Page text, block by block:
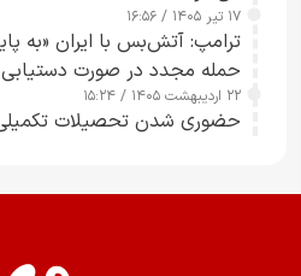
۱۷ تیر ۱۴۰۵ / ۱۶:۵۶
ترامپ: آتش‌بس با ایران «به
حمله مجدد در صورت
۲۲ اردیبهشت ۱۴۰۵ / ۱۵:۲۴
حضوری شدن تحصیلات